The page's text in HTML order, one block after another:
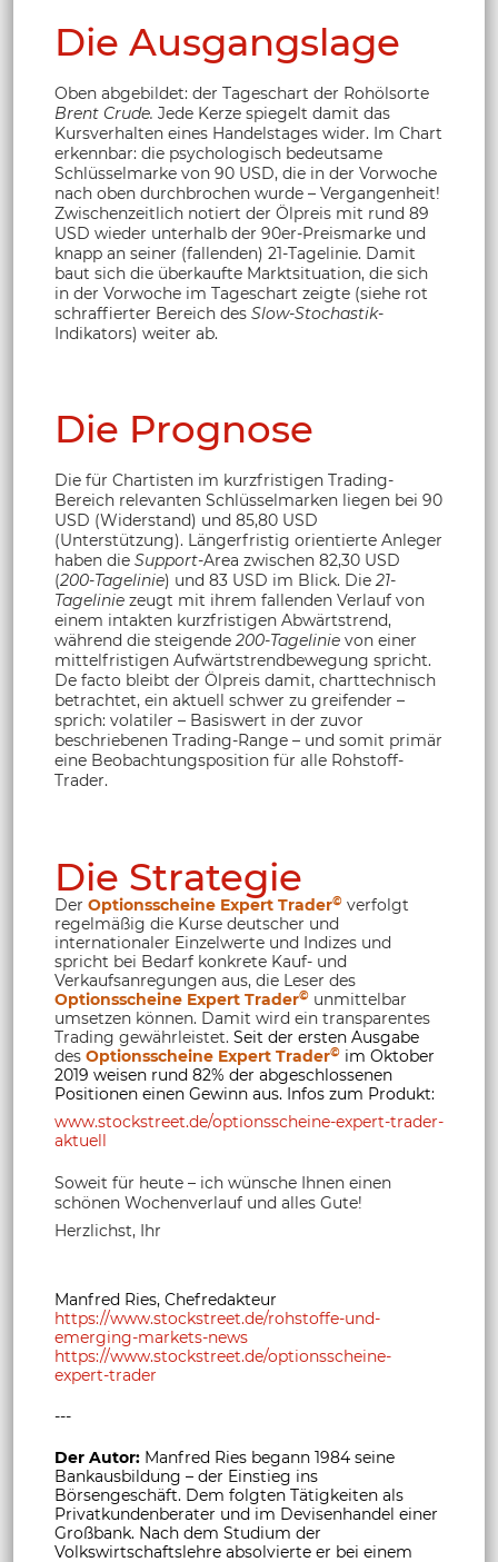
Die Ausgangslage
Oben abgebildet: der Tageschart der Rohölsorte
Brent Crude. Jede Kerze spiegelt damit das
Kursverhalten eines Handelstages wider. Im Chart
erkennbar: die psychologisch bedeutsame
Schlüsselmarke von 90 USD, die in der Vorwoche
nach oben durchbrochen wurde – Vergangenheit!
Zwischenzeitlich notiert der Ölpreis mit rund 89
USD wieder unterhalb der 90er-Preismarke und
knapp an seiner (fallenden) 21-Tagelinie. Damit
baut sich die überkaufte Marktsituation, die sich
in der Vorwoche im Tageschart zeigte (siehe rot
schraffierter Bereich des Slow-Stochastik-
Indikators) weiter ab.
Die Prognose
Die für Chartisten im kurzfristigen Trading-
Bereich relevanten Schlüsselmarken liegen bei 90
USD (Widerstand) und 85,80 USD
(Unterstützung). Längerfristig orientierte Anleger
haben die Support-Area zwischen 82,30 USD
(200-Tagelinie) und 83 USD im Blick. Die 21-
Tagelinie zeugt mit ihrem fallenden Verlauf von
einem intakten kurzfristigen Abwärtstrend,
während die steigende 200-Tagelinie von einer
mittelfristigen Aufwärtstrendbewegung spricht.
De facto bleibt der Ölpreis damit, charttechnisch
betrachtet, ein aktuell schwer zu greifender –
sprich: volatiler – Basiswert in der zuvor
beschriebenen Trading-Range – und somit primär
eine Beobachtungsposition für alle Rohstoff-
Trader.
Die Strategie
Der Optionsscheine Expert Trader© verfolgt
regelmäßig die Kurse deutscher und
internationaler Einzelwerte und Indizes und
spricht bei Bedarf konkrete Kauf- und
Verkaufsanregungen aus, die Leser des
Optionsscheine Expert Trader© unmittelbar
umsetzen können. Damit wird ein transparentes
Trading gewährleistet. Seit der ersten Ausgabe
des Optionsscheine Expert Trader© im Oktober
2019 weisen rund 82% der abgeschlossenen
Positionen einen Gewinn aus. Infos zum Produkt:
www.stockstreet.de/optionsscheine-expert-trader-
aktuell
Soweit für heute – ich wünsche Ihnen einen
schönen Wochenverlauf und alles Gute!
Herzlichst, Ihr
Manfred Ries, Chefredakteur
https://www.stockstreet.de/rohstoffe-und-
emerging-markets-news
https://www.stockstreet.de/optionsscheine-
expert-trader
---
Der Autor: Manfred Ries begann 1984 seine
Bankausbildung – der Einstieg ins
Börsengeschäft. Dem folgten Tätigkeiten als
Privatkundenberater und im Devisenhandel einer
Großbank. Nach dem Studium der
Volkswirtschaftslehre absolvierte er bei einem